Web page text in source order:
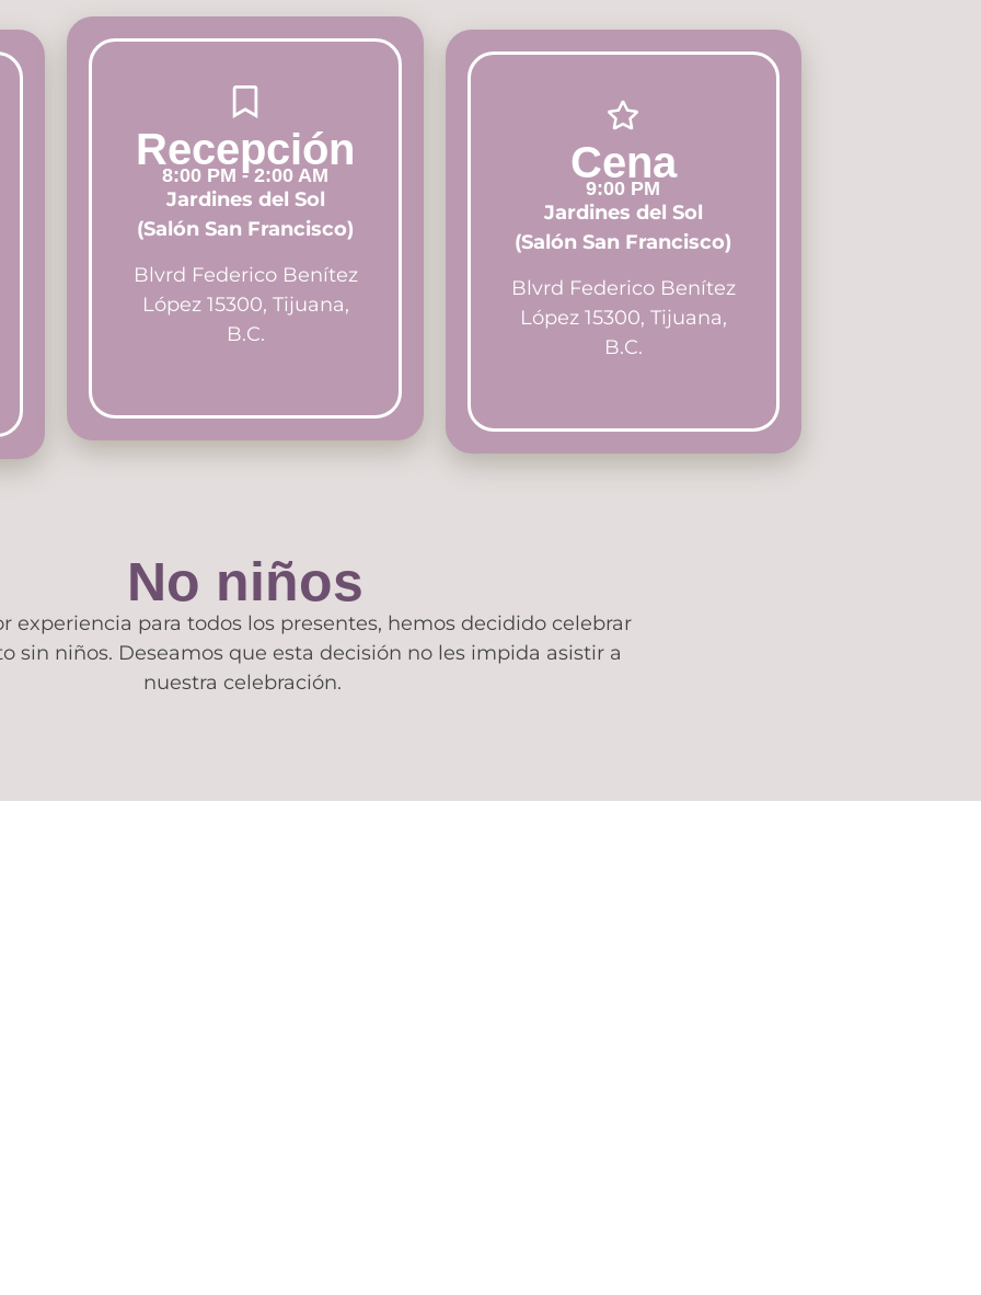
Recepción
8:00 PM - 2:00 AM
Jardines del Sol
(Salón San Francisco)
Blvrd Federico Benítez
López 15300, Tijuana,
B.C.
Cena
9:00 PM
Jardines del Sol
(Salón San Francisco)
Blvrd Federico Benítez
López 15300, Tijuana,
B.C.
No niños
experiencia para todos los presentes, hemos decidido celebrar
sin niños. Deseamos que esta decisión no les impida asistir a
nuestra celebración.